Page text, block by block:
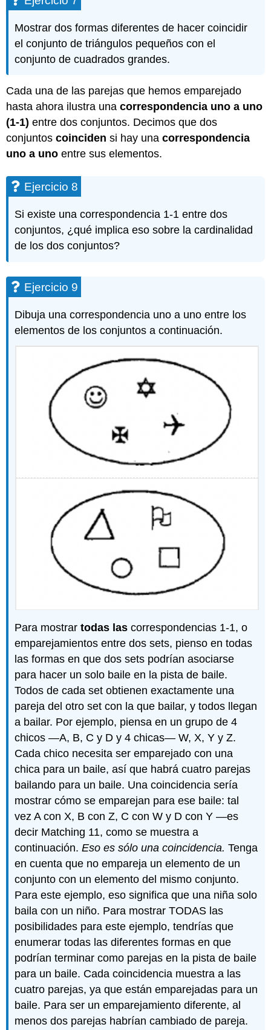
Mostrar dos formas diferentes de hacer coincidir
el conjunto de triángulos pequeños con el
conjunto de cuadrados grandes.
Cada una de las parejas que hemos emparejado
hasta ahora ilustra unacorrespondencia uno a uno
(1-1) entre dos conjuntos. Decimos que dos
conjuntoscoinciden si hay unacorrespondencia
uno a uno entre sus elementos.
Ejercicio 8
Si existe una correspondencia 1-1 entre dos
conjuntos, ¿qué implica eso sobre la cardinalidad
de los dos conjuntos?
Ejercicio 9
Dibuja una correspondencia uno a uno entre los
elementos de los conjuntos a continuación.
Para mostrartodas las correspondencias 1-1, o
emparejamientos entre dos sets, pienso en todas
las formas en que dos sets podrían asociarse
para hacer un solo baile en la pista de baile.
Todos de cada set obtienen exactamente una
pareja del otro set con la que bailar, y todos llegan
a bailar. Por ejemplo, piensa en un grupo de 4
chicos —A, B, C y D y 4 chicas— W, X, Y y Z.
Cada chico necesita ser emparejado con una
chica para un baile, así que habrá cuatro parejas
bailando para un baile. Una coincidencia sería
mostrar cómo se emparejan para ese baile: tal
vez A con X, B con Z, C con W y D con Y —es
decir Matching 11, como se muestra a
continuación.Eso es sólo una coincidencia.Tenga
en cuenta que no empareja un elemento de un
conjunto con un elemento del mismo conjunto.
Para este ejemplo, eso significa que una niña solo
baila con un niño. Para mostrar TODAS las
posibilidades para este ejemplo, tendrías que
enumerar todas las diferentes formas en que
podrían terminar como parejas en la pista de baile
para un baile. Cada coincidencia muestra a las
cuatro parejas, ya que están emparejadas para un
baile. Para ser un emparejamiento diferente, al
menos dos parejas habrían cambiado de pareja.